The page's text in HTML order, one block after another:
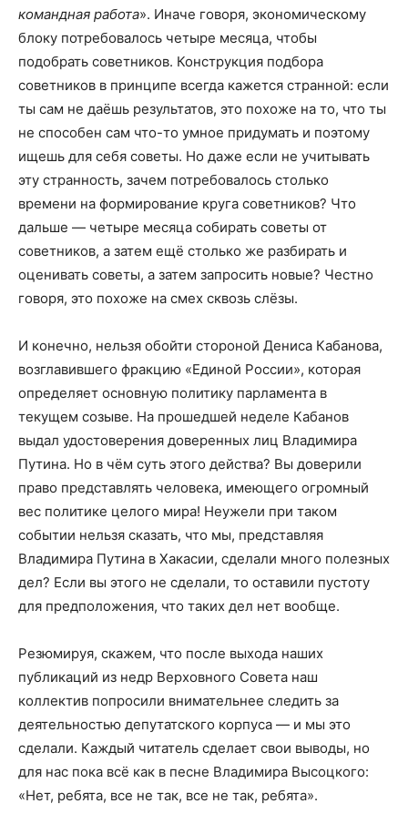
командная работа». Иначе говоря, экономическому
блоку потребовалось четыре месяца, чтобы
подобрать советников. Конструкция подбора
советников в принципе всегда кажется странной: если
ты сам не даёшь результатов, это похоже на то, что ты
не способен сам что-то умное придумать и поэтому
ищешь для себя советы. Но даже если не учитывать
эту странность, зачем потребовалось столько
времени на формирование круга советников? Что
дальше — четыре месяца собирать советы от
советников, а затем ещё столько же разбирать и
оценивать советы, а затем запросить новые? Честно
говоря, это похоже на смех сквозь слёзы.
И конечно, нельзя обойти стороной Дениса Кабанова,
возглавившего фракцию «Единой России», которая
определяет основную политику парламента в
текущем созыве. На прошедшей неделе Кабанов
выдал удостоверения доверенных лиц Владимира
Путина. Но в чём суть этого действа? Вы доверили
право представлять человека, имеющего огромный
вес политике целого мира! Неужели при таком
событии нельзя сказать, что мы, представляя
Владимира Путина в Хакасии, сделали много полезных
дел? Если вы этого не сделали, то оставили пустоту
для предположения, что таких дел нет вообще.
Резюмируя, скажем, что после выхода наших
публикаций из недр Верховного Совета наш
коллектив попросили внимательнее следить за
деятельностью депутатского корпуса — и мы это
сделали. Каждый читатель сделает свои выводы, но
для нас пока всё как в песне Владимира Высоцкого:
«Нет, ребята, все не так, все не так, ребята».